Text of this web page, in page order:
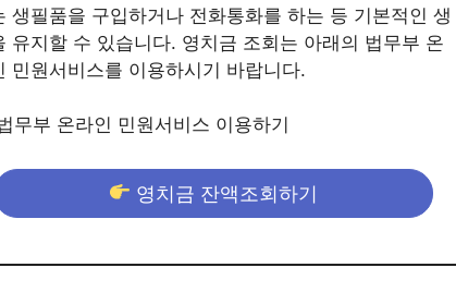
생필품을 구입하거나 전화통화를 하는 등 기본적인 생
유지할 수 있습니다. 영치금 조회는 아래의 법무부 온
민원서비스를 이용하시기 바랍니다.
무부 온라인 민원서비스 이용하기
영치금 잔액조회하기